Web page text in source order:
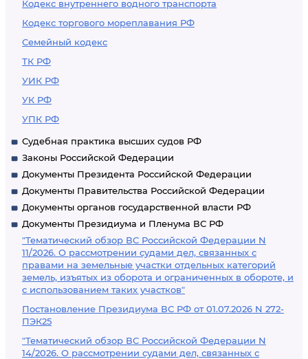
Кодекс внутреннего водного транспорта
Кодекс торгового мореплавания РФ
Семейный кодекс
ТК РФ
УИК РФ
УК РФ
УПК РФ
Судебная практика высших судов РФ
Законы Российской Федерации
Документы Президента Российской Федерации
Документы Правительства Российской Федерации
Документы органов государственной власти РФ
Документы Президиума и Пленума ВС РФ
"Тематический обзор ВС Российской Федерации N
11/2026. О рассмотрении судами дел, связанных с
правами на земельные участки отдельных категорий
земель, изъятых из оборота и ограниченных в обороте, и
с использованием таких участков"
Постановление Президиума ВС РФ от 01.07.2026 N 272-
ПЭК25
"Тематический обзор ВС Российской Федерации N
14/2026. О рассмотрении судами дел, связанных с